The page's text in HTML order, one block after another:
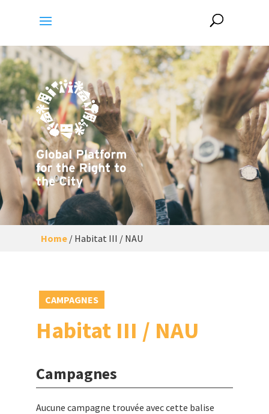
Home/ Habitat III / NAU
CAMPAGNES
Habitat III / NAU
Campagnes
Aucune campagne trouvée avec cette balise